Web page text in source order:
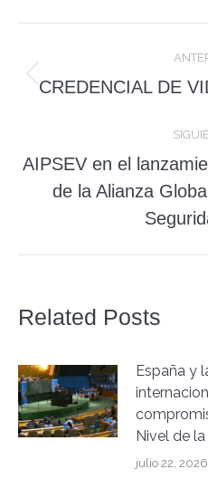
entre
publicaciones
CREDENCIAL DE
AIPSEV en el
de la Alianza
Related Posts
España y
Nivel de
julio 22, 2026